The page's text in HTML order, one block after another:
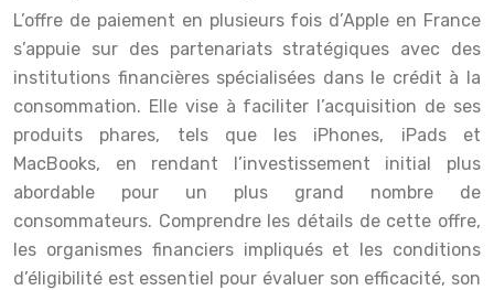
L’offre de paiement en plusieurs fois d’Apple en France
s’appuie sur des partenariats stratégiques avec des
institutions financières spécialisées dans le crédit à la
consommation. Elle vise à faciliter l’acquisition de ses
produits phares, tels que les iPhones, iPads et
MacBooks, en rendant l’investissement initial plus
abordable pour un plus grand nombre de
consommateurs. Comprendre les détails de cette offre,
les organismes financiers impliqués et les conditions
d’éligibilité est essentiel pour évaluer son efficacité, son